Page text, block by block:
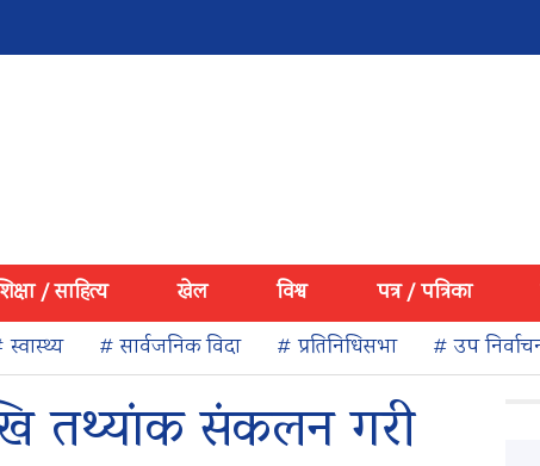
/ साहित्य खेल विश्व पत्र / पत्रिका
# सार्वजनिक विदा # प्रतिनिधिसभा # उप
तथ्यांक संकलन गरी